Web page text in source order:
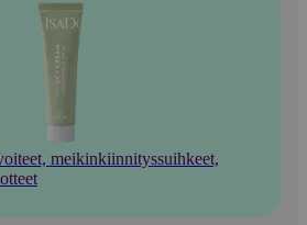
meikinkiinnityssuihkeet,